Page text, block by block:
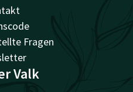
Fragen
Valk